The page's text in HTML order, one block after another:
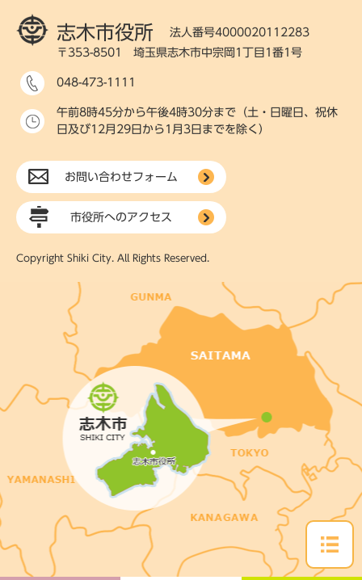
志木市役所
法人番号4000020112283
〒353-8501 埼玉県志木市中宗岡1丁目1番1号
048-473-1111
午前8時45分から午後4時30分まで（土・日曜日、祝休
日及び12月29日から1月3日までを除く）
お問い合わせフォーム
市役所へのアクセス
Copyright Shiki City. All Rights Reserved.